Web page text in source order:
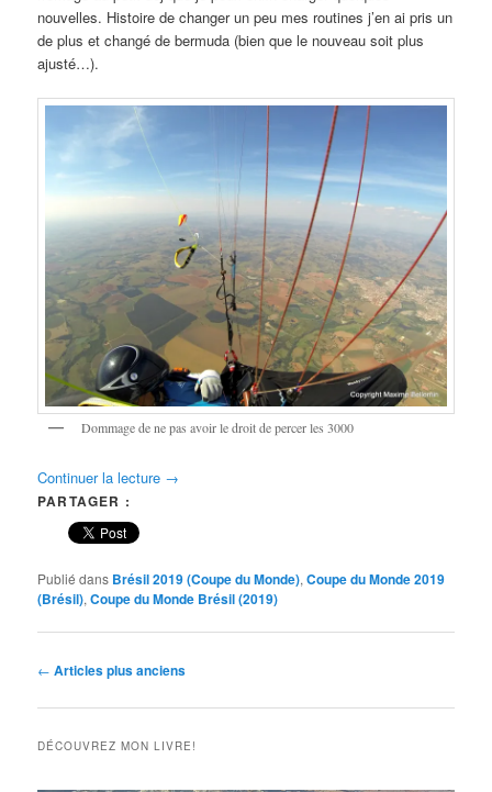
nouvelles. Histoire de changer un peu mes routines j’en ai pris un
de plus et changé de bermuda (bien que le nouveau soit plus
ajusté…).
Dommage de ne pas avoir le droit de percer les 3000
Continuer la lecture →
PARTAGER :
Publié dans Brésil 2019 (Coupe du Monde),Coupe du Monde 2019
(Brésil),Coupe du Monde Brésil (2019)
Navigation
articles
← Articles plus anciens
DÉCOUVREZ MON LIVRE!